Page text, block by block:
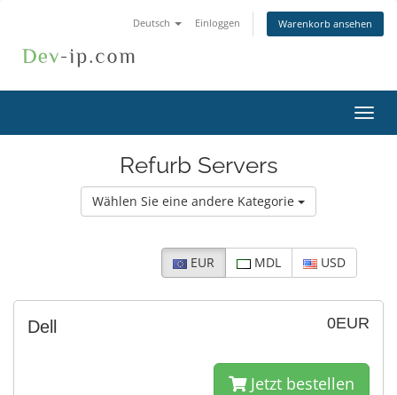
Deutsch Einloggen Warenkorb ansehen
ein-/
Refurb Servers
Wählen Sie eine andere Kategorie
EUR MDL USD
0EUR
Dell
Jetzt bestellen